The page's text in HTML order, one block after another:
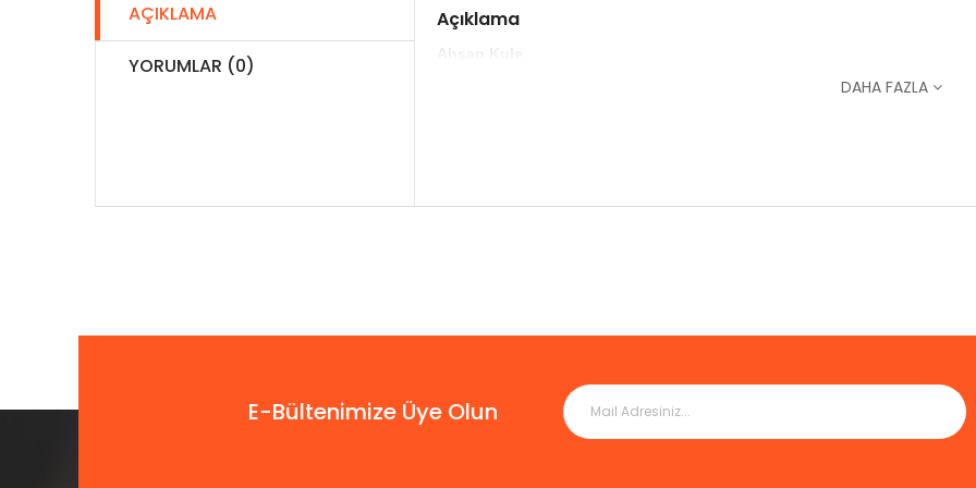
AÇIKLAMA
YORUMLAR (0)
Açıklama
DAHA FAZLA
E-Bültenimize Üye Olun